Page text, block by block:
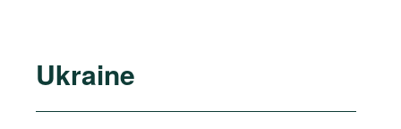
Ukraine